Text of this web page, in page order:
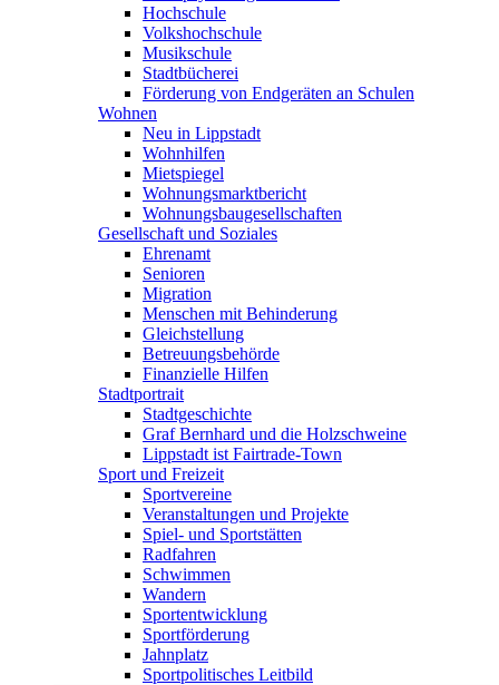
Hochschule
Volkshochschule
Musikschule
Stadtbücherei
Förderung von Endgeräten an Schulen
Wohnen
Neu in Lippstadt
Wohnhilfen
Mietspiegel
Wohnungsmarktbericht
Wohnungsbaugesellschaften
Gesellschaft und Soziales
Ehrenamt
Senioren
Migration
Menschen mit Behinderung
Gleichstellung
Betreuungsbehörde
Finanzielle Hilfen
Stadtportrait
Stadtgeschichte
Graf Bernhard und die Holzschweine
Lippstadt ist Fairtrade-Town
Sport und Freizeit
Sportvereine
Veranstaltungen und Projekte
Spiel- und Sportstätten
Radfahren
Schwimmen
Wandern
Sportentwicklung
Sportförderung
Jahnplatz
Sportpolitisches Leitbild